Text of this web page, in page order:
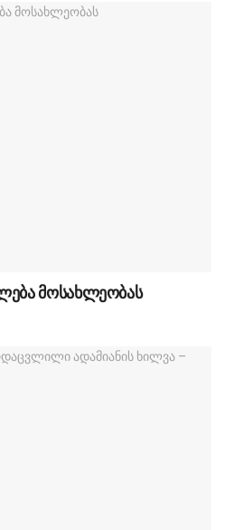
მოსახლეობას